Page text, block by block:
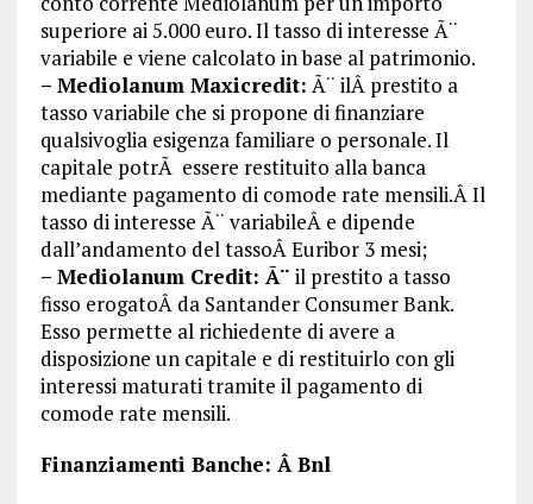
superiore ai 5.000 euro. Il tasso di interesse Ã¨
variabile e viene calcolato in base al patrimonio.
– Mediolanum Maxicredit: Ã¨ ilÂ prestito a
tasso variabile che si propone di finanziare
qualsivoglia esigenza familiare o personale. Il
capitale potrÃ essere restituito alla banca
mediante pagamento di comode rate mensili.Â Il
tasso di interesse Ã¨ variabileÂ e dipende
dall’andamento del tassoÂ Euribor 3 mesi;
– Mediolanum Credit: Ã¨ il prestito a tasso
fisso erogatoÂ da Santander Consumer Bank.
Esso permette al richiedente di avere a
disposizione un capitale e di restituirlo con gli
interessi maturati tramite il pagamento di
comode rate mensili.
Finanziamenti Banche: Â Bnl